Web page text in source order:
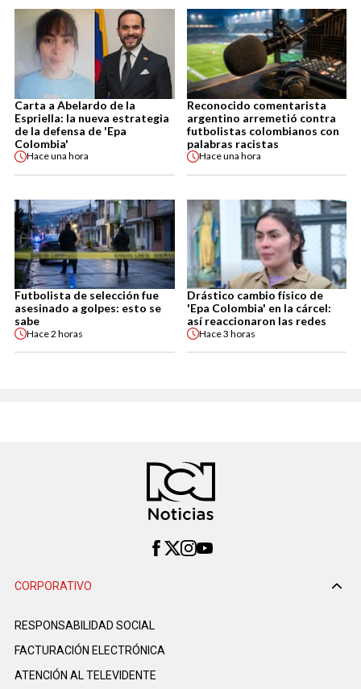
Carta a Abelardo de la
Espriella: la nueva estrategia
de la defensa de 'Epa
Colombia'
Haceuna hora
Reconocido comentarista
argentino arremetió contra
futbolistas colombianos con
palabras racistas
Haceuna hora
Futbolista de selección fue
asesinado a golpes: esto se
sabe
Hace2 horas
Drástico cambio físico de
'Epa Colombia' en la cárcel:
así reaccionaron las redes
Hace3 horas
CORPORATIVO
RESPONSABILIDAD SOCIAL
FACTURACIÓN ELECTRÓNICA
ATENCIÓN AL TELEVIDENTE